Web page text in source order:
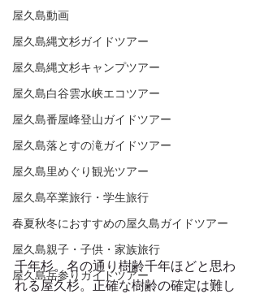
屋久島動画
屋久島縄文杉ガイドツアー
屋久島縄文杉キャンプツアー
屋久島白谷雲水峡エコツアー
屋久島番屋峰登山ガイドツアー
屋久島落とすの滝ガイドツアー
屋久島里めぐり観光ツアー
屋久島卒業旅行・学生旅行
春夏秋冬におすすめの屋久島ガイドツアー
屋久島親子・子供・家族旅行
屋久島岳参りガイドツアー
千年杉。名の通り樹齢千年ほどと思わ
れる屋久杉。正確な樹齢の確定は難し